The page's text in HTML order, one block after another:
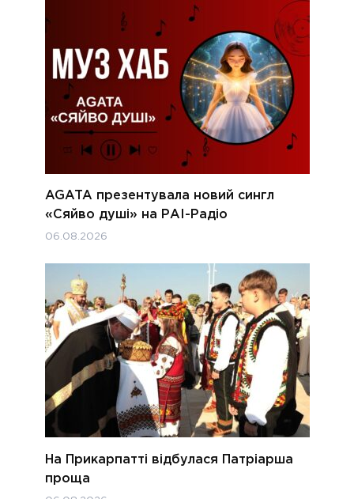
AGATA презентувала новий сингл
«Сяйво душі» на РАІ-Радіо
06.08.2026
На Прикарпатті відбулася Патріарша
проща